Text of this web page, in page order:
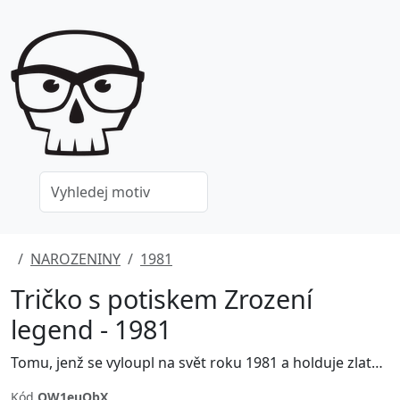
NAROZENINY 1981
Tričko s potiskem Zrození
legend - 1981
Tomu, jenž se vyloupl na svět roku 1981 a holduje zlatavému moku.